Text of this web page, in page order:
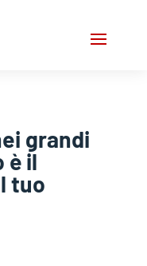
grandi
è il
tuo